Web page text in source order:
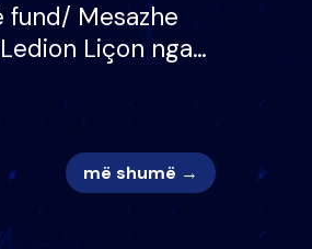
fund/ Mesazhe
Liçon nga
më shumë →